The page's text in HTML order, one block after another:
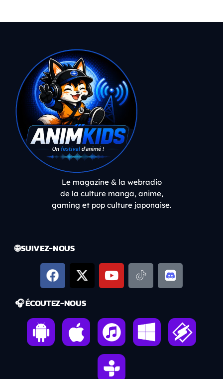
Le magazine & la webradio
de la culture manga, anime,
gaming et pop culture japonaise.
🌐 SUIVEZ-NOUS
🎧 ÉCOUTEZ-NOUS